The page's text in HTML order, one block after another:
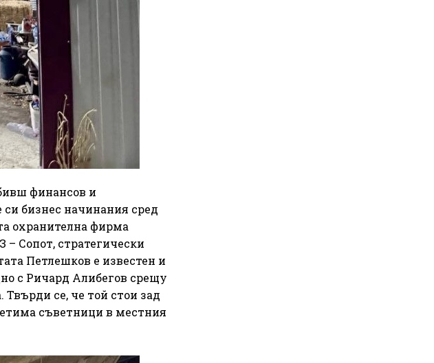
финансов и
бизнес начинания сред
охранителна фирма
Сопот, стратегически
Петлешков е известен и
с Ричард Алибегов срещу
се, че той стои зад
съветници в местния